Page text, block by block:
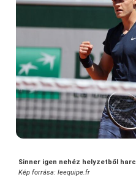
Sinner igen nehéz helyzetből
Kép forrása: leequipe.fr